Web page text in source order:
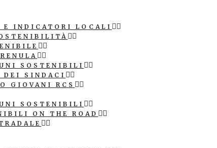
E INDICATORI LOCALI
SOSTENIBILI
DEI SINDACI
GIOVANI RCS
SOSTENIBILI
ON THE ROAD